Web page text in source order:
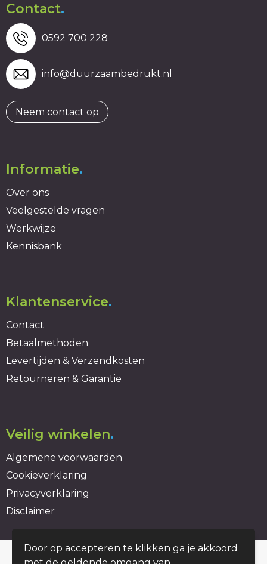
Contact.
0592 700 228
info@duurzaambedrukt.nl
Neem contact op
Informatie.
Over ons
Veelgestelde vragen
Werkwijze
Kennisbank
Klantenservice.
Contact
Betaalmethoden
Levertijden & Verzendkosten
Retourneren & Garantie
Veilig winkelen.
Algemene voorwaarden
Cookieverklaring
Privacyverklaring
Disclaimer
© Copyright duurzaambedrukt.nl 2026
Door op accepteren te klikken ga je akkoord